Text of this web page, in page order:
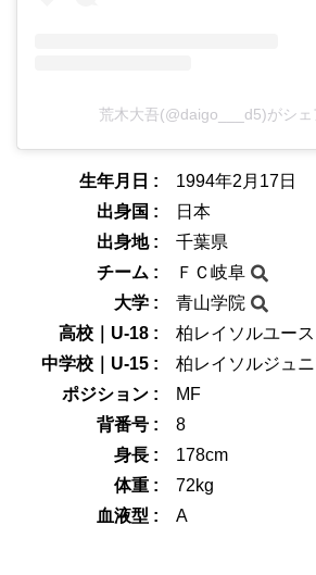
荒木大吾(@daigo___d5)がシェ
生年月日 :
1994年2月17日
出身国 :
日本
出身地 :
千葉県
チーム :
ＦＣ岐阜
大学 :
青山学院
高校｜U-18 :
柏レイソルユース
中学校｜U-15 :
柏レイソルジュ
ポジション :
MF
背番号 :
8
身長 :
178cm
体重 :
72kg
血液型 :
A